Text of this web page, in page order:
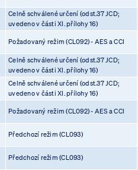
Celně schválené určení (odst.37 JCD;
uvedeno v části XI. přílohy 16)
Požadovaný režim (CL092) - AES a CCI
Celně schválené určení (odst.37 JCD;
uvedeno v části XI. přílohy 16)
Celně schválené určení (odst.37 JCD;
uvedeno v části XI. přílohy 16)
Požadovaný režim (CL092) - AES a CCI
Předchozí režim (CL093)
Předchozí režim (CL093)